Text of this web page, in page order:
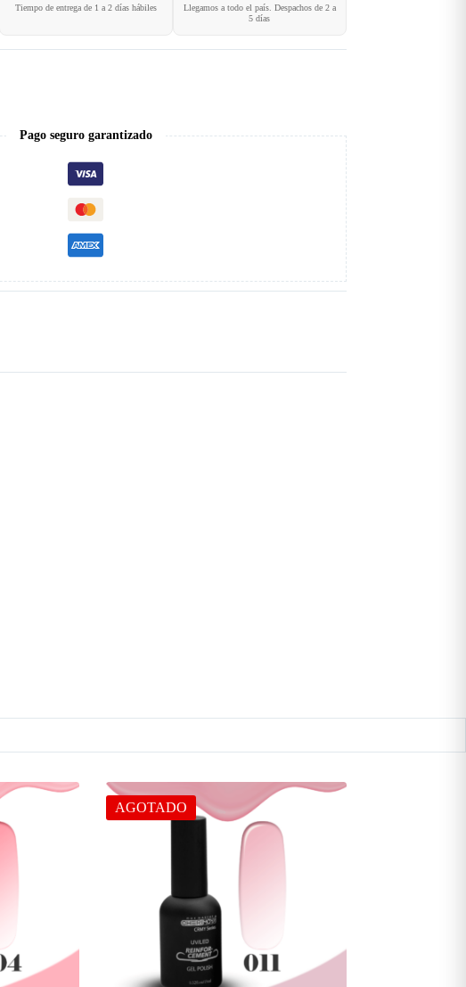
Tiempo de entrega de 1 a 2 días hábiles
Llegamos a todo el país. Despachos de 2 a
5 días
Pago seguro garantizado
AGOTADO